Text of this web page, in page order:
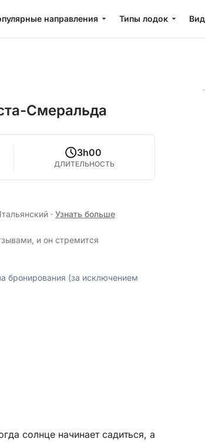
направления Типы лодок
Смеральда
3h00
ДЛИТЕЛЬНОСТЬ
· Узнать больше
и он стремится
бронирования (за исключением
солнце начинает садиться, а